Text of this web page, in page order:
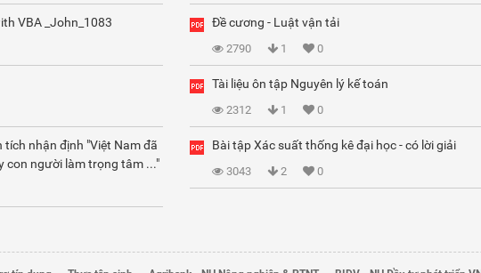
VBA _John_1083
tích nhận định "Việt Nam đã
con người làm trọng tâm ..."
Đề cương - Luật vận tải
2790 1 0
Tài liệu ôn tập Nguyên lý kế toán
2312 1 0
Bài tập Xác suất thống kê đại học - có lời giải
3043 2 0